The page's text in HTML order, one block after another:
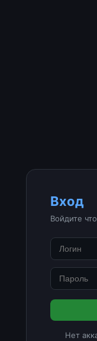
Вход
Войдите
Нет